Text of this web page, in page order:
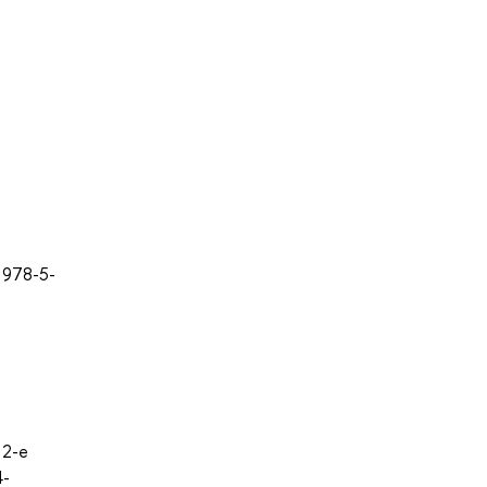
978-5-
е